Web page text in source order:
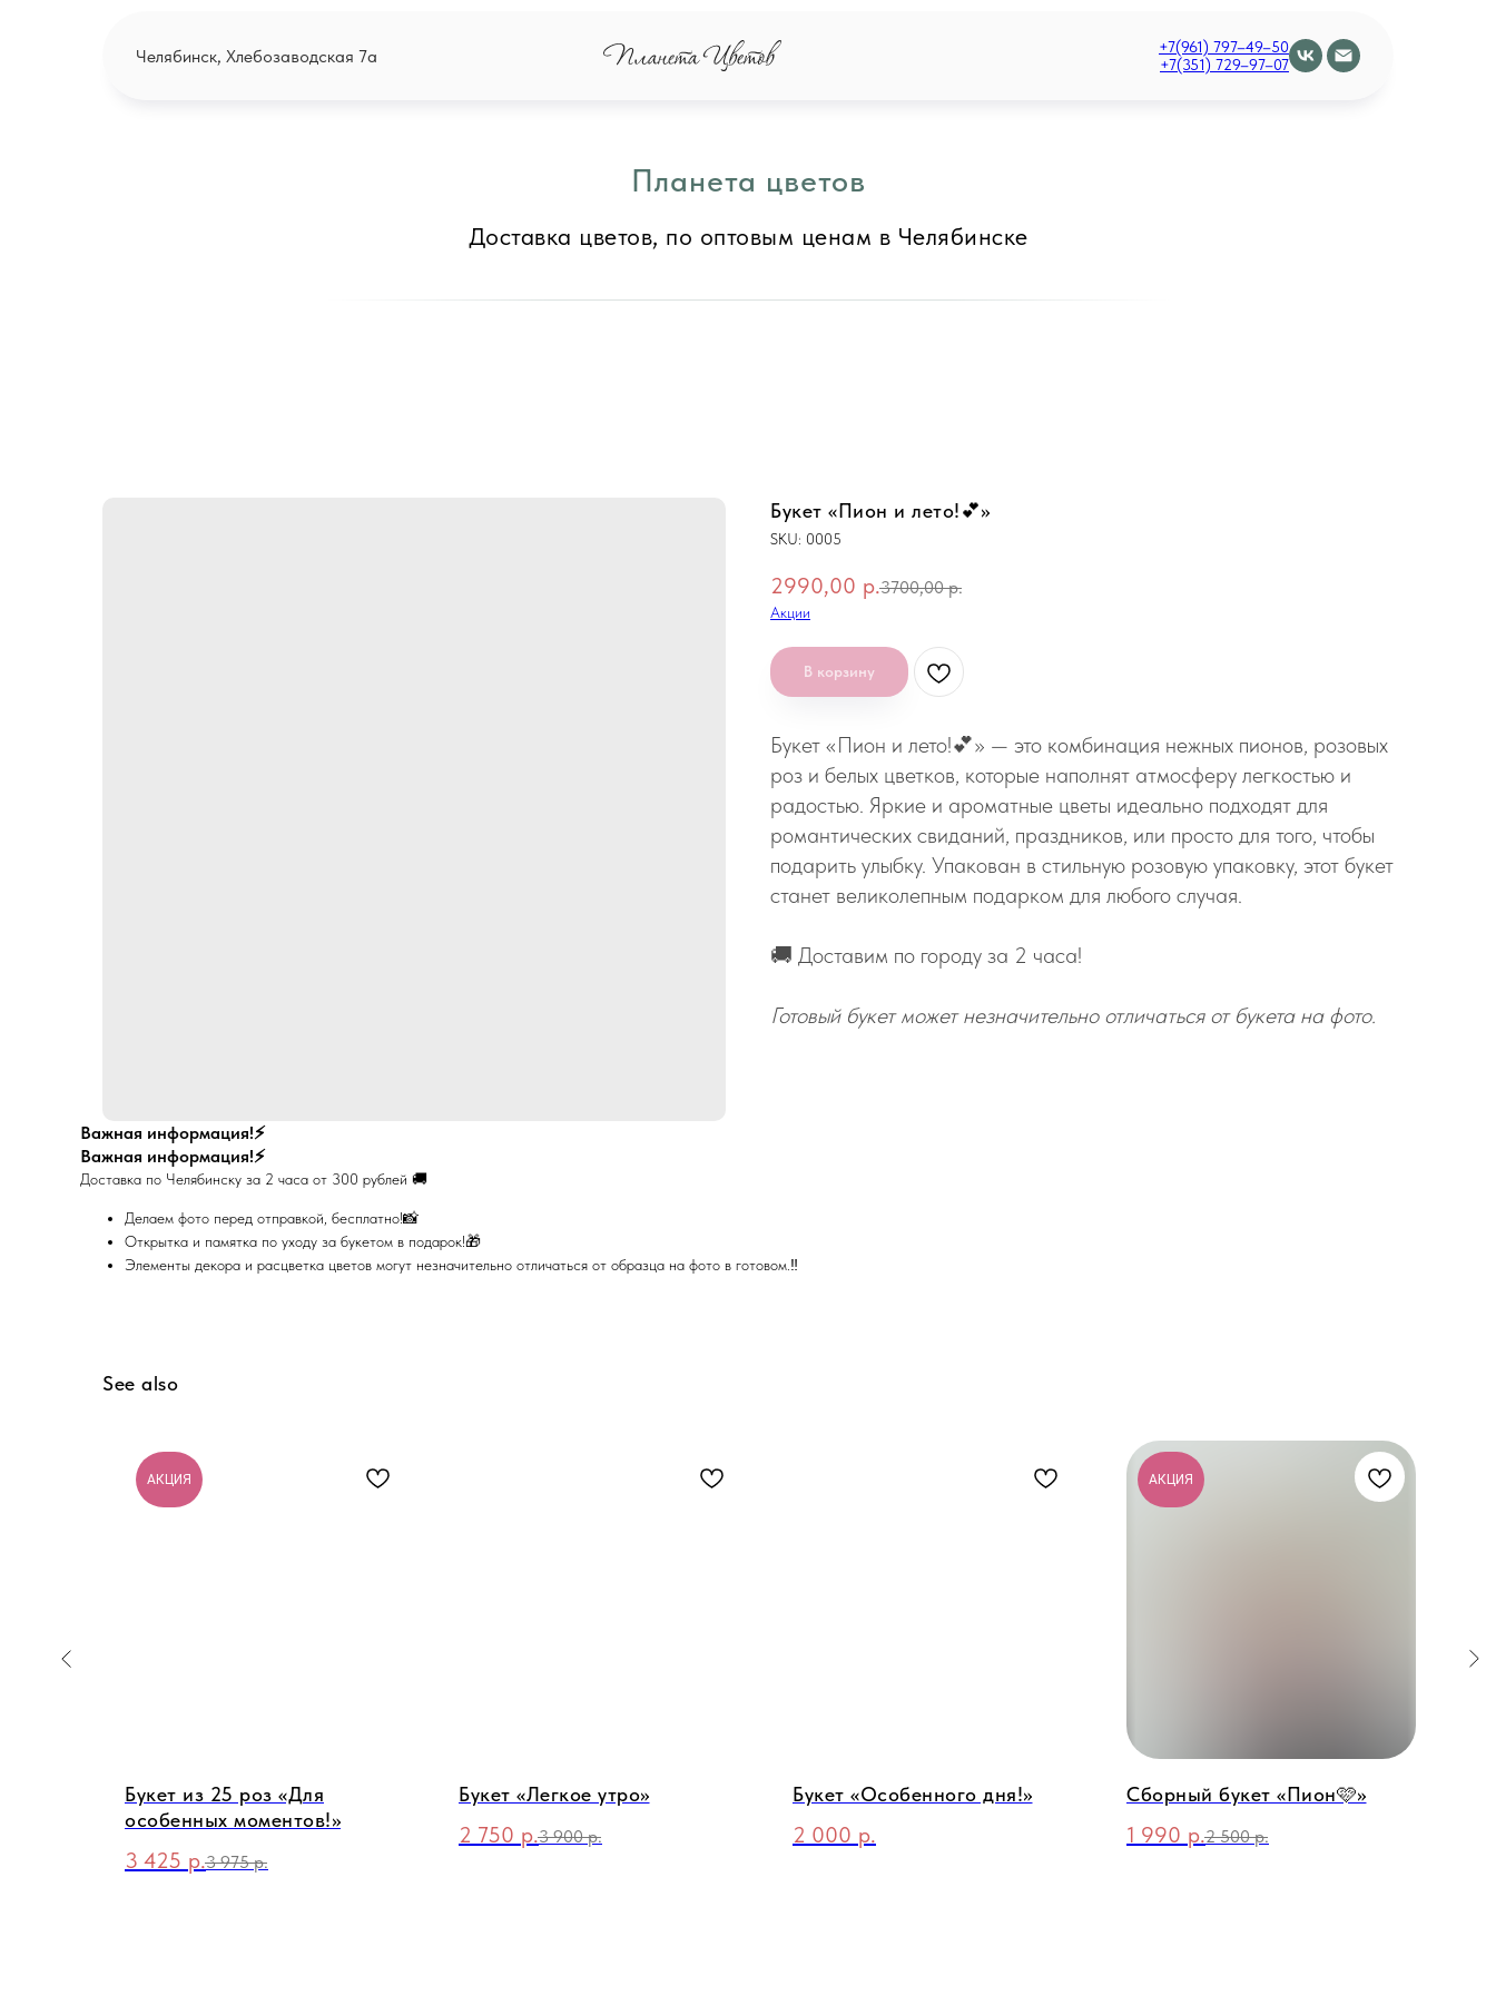
Челябинск, Хлебозаводская 7а
+7(961) 797–49–50
+7(351) 729–97–07
Планета цветов
Доставка цветов, по оптовым ценам в Челябинске
Букет «Пион и лето!💕»
SKU: 0005
2990,00 р.3700,00 р.
Акции
В корзину
Букет «Пион и лето!💕» — это комбинация нежных пионов, розовых
роз и белых цветков, которые наполнят атмосферу легкостью и
радостью. Яркие и ароматные цветы идеально подходят для
романтических свиданий, праздников, или просто для того, чтобы
подарить улыбку. Упакован в стильную розовую упаковку, этот букет
станет великолепным подарком для любого случая.
🚚 Доставим по городу за 2 часа!
Готовый букет может незначительно отличаться от букета на фото.
Важная информация!⚡
Важная информация!⚡
Доставка по Челябинску за 2 часа от 300 рублей 🚚
Делаем фото перед отправкой, бесплатно!📸
Открытка и памятка по уходу за букетом в подарок!🎁
Элементы декора и расцветка цветов могут незначительно отличаться от образца на фото в готовом.‼️
See also
АКЦИЯ
Букет из 25 роз «Для
особенных моментов!»
3 425 р.3 975 р.
Букет «Легкое утро»
2 750 р.3 900 р.
Букет «Особенного дня!»
2 000 р.
АКЦИЯ
Сборный букет «Пион🩷»
1 990 р.2 500 р.